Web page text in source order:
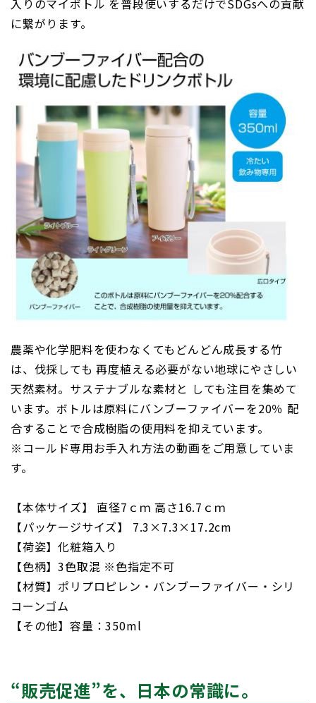
入りのマイボトル を普段使いするだけでSDGsへの貢献
に繋がります。
農薬や化学肥料を使わなくてもどんどん成長する竹
は、伐採しても 再度植える必要がない地球にやさしい
天然素材。サステナブルな素材と しても注目を集めて
います。ボトルは原料にバンブーファイバーを20％ 配
合することで合成樹脂の使用料を抑えています。
※コールド専用お手入れ方法の動画をご用意していま
す。
【本体サイズ】 直径7ｃｍ 高さ16.7ｃｍ
【パッケージサイズ】 7.3×7.3×17.2cm
【荷姿】化粧箱入り
【色柄】3色取混 ※色指定不可
【材質】ポリプロピレン・バンブーファイバー・シリ
コーンゴム
【その他】容量：350ml
“販売促進”を、日本の常識に。